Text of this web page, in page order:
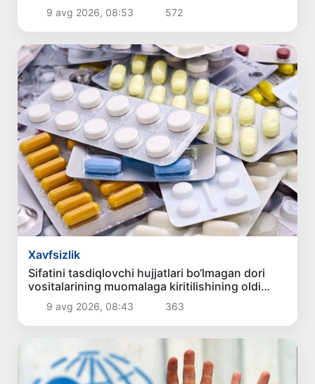
9 avg 2026, 08:53 572
Xavfsizlik
Sifatini tasdiqlovchi hujjatlari bo‘lmagan dori
vositalarining muomalaga kiritilishining oldi
olindi9 avg 2026, 08:43 363